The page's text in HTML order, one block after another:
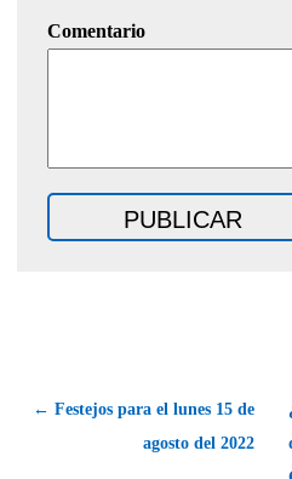
Comentario
← Festejos para el lunes 15 de
agosto del 2022